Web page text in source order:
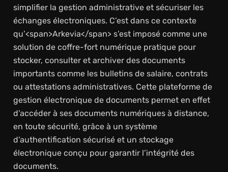
simplifier la gestion administrative et sécuriser les
échanges électroniques. C’est dans ce contexte
qu’<span>Arkevia</span> s’est imposé comme une
solution de coffre-fort numérique pratique pour
stocker, consulter et archiver des documents
importants comme les bulletins de salaire, contrats
ou attestations administratives. Cette plateforme de
gestion électronique de documents permet en effet
d’accéder à ses documents numériques à distance,
en toute sécurité, grâce à un système
d’authentification sécurisé et un stockage
électronique conçu pour garantir l’intégrité des
documents.